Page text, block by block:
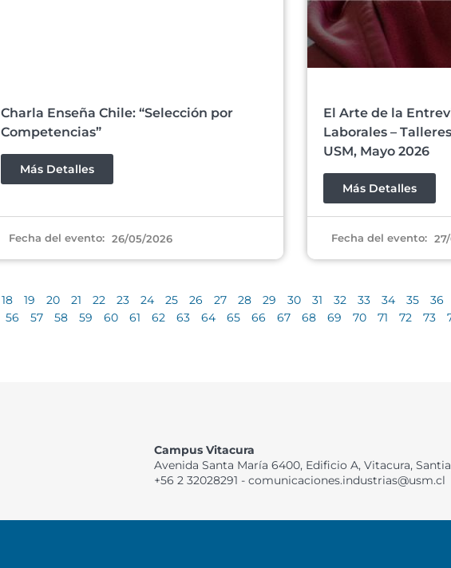
Charla Enseña Chile: “Selección por
Competencias”
Más Detalles
Fecha del evento: 26/05/2026
El Arte de la
Laborales –
USM, Mayo 2026
Más Detalles
Fecha del evento:
18 19 20 21 22 23 24 25 26 27 28 29 30 31 32 33 34 35 36
56 57 58 59 60 61 62 63 64 65 66 67 68 69 70 71 72 73
Campus Vitacura
Avenida Santa María 6400, Edificio A, Vitacura,
+56 2 32028291 - comunicaciones.industrias@usm.cl